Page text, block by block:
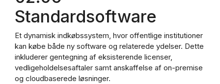
Standardsoftware
Et dynamisk indkøbssystem, hvor offentlige institutioner
kan købe både ny software og relaterede ydelser. Dette
inkluderer gentegning af eksisterende licenser,
vedligeholdelsesaftaler samt anskaffelse af on-premise
og cloudbaserede løsninger.